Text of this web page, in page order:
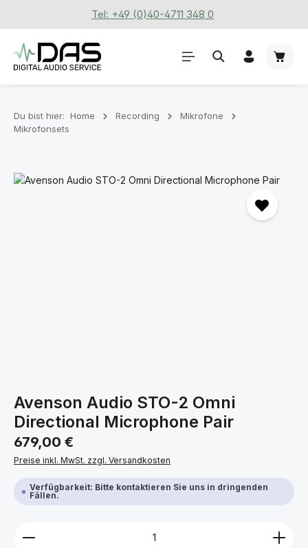
Zum Hauptinhalt springenTel: +49 (0)40-4711 348 0
Du bist hier: Home Recording
Mikrofone
Mikrofonsets
Bildergalerie überspringen
Avenson Audio STO-2 Omni
Directional Microphone Pair
Regulärer Preis:
679,00 €
Preise inkl. MwSt. zzgl. Versandkosten
Verfügbarkeit: Bitte kontaktieren Sie uns in dringenden
Fällen.
Produkt Anzahl: Gib den gewünschten Wert ein